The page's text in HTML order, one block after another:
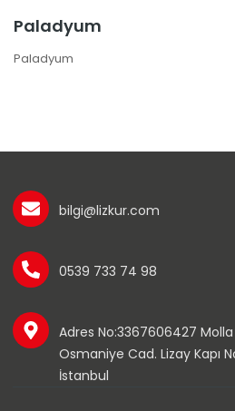
Paladyum
Paladyum
bilgi@lizkur.com
0539 733 74 98
Adres No:3367606427
Osmaniye Cad. Lizay Kapı
İstanbul